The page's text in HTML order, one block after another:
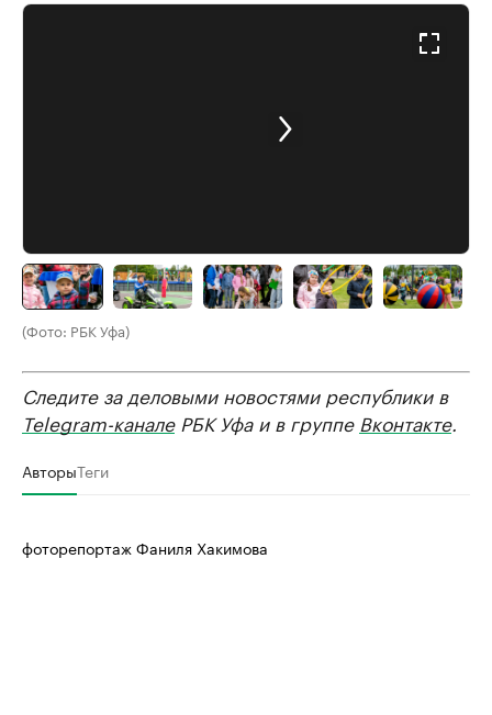
(Фото: РБК Уфа)
Следите за деловыми новостями республики в
Telegram-каналеРБК Уфа и в группе Вконтакте.
АвторыТеги
фоторепортаж Фаниля Хакимова